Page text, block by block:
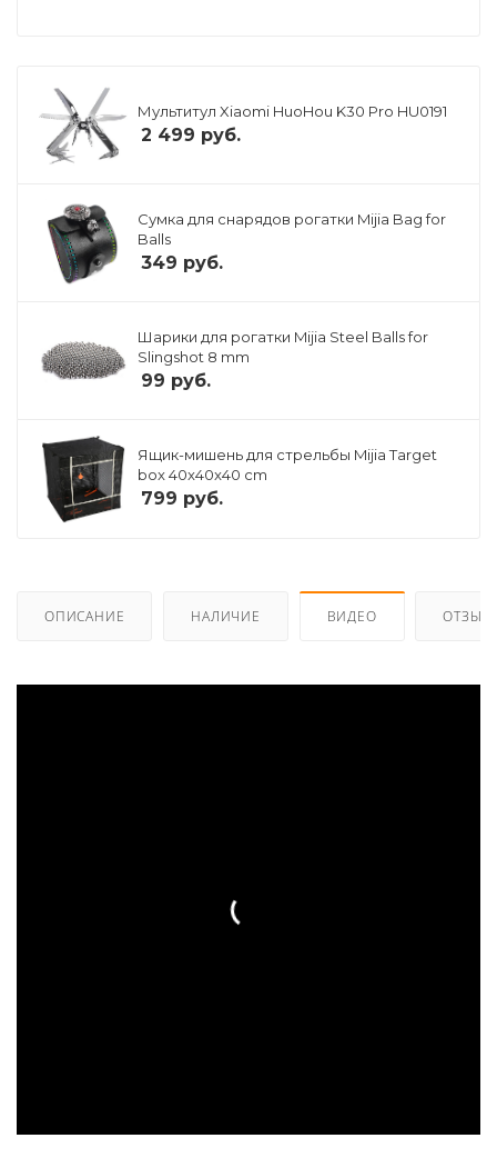
Мультитул Xiaomi HuoHou K30 Pro HU0191
2 499 руб.
Сумка для снарядов рогатки Mijia Bag for
Balls
349 руб.
Шарики для рогатки Mijia Steel Balls for
Slingshot 8 mm
99 руб.
Ящик-мишень для стрельбы Mijia Target
box 40x40x40 cm
799 руб.
ОПИСАНИЕ НАЛИЧИЕ ВИДЕО